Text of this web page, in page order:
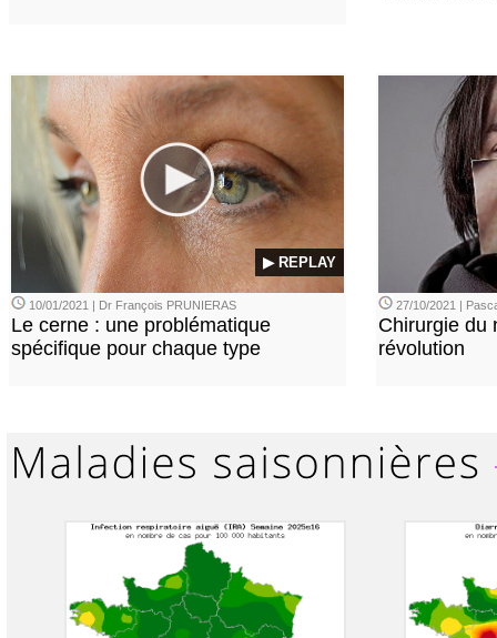
▶ REPLAY
10/01/2021 | Dr François PRUNIERAS
Le cerne : une problématique
spécifique pour chaque type
27/10/2021 |
Chirurgie du
révolution